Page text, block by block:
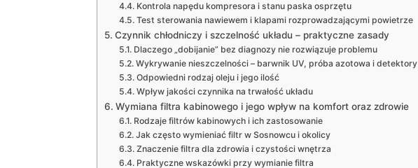
Kontrola napędu kompresora i stanu paska osprzętu
Test sterowania nawiewem i klapami rozprowadzającymi powietrze
Czynnik chłodniczy i szczelność układu – praktyczne zasady
Dlaczego „dobijanie” bez diagnozy nie rozwiązuje problemu
Wykrywanie nieszczelności – barwnik UV, próba azotowa i detektory
Odpowiedni rodzaj oleju i jego ilość
Wpływ jakości czynnika na trwałość układu
Wymiana filtra kabinowego i jego wpływ na komfort oraz zdrowie
Rodzaje filtrów kabinowych i ich zastosowanie
Jak często wymieniać filtr w Sosnowcu i okolicy
Znaczenie filtra dla zdrowia i czystości wnętrza
Praktyczne wskazówki przy wymianie filtra